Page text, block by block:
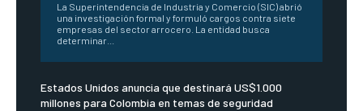
La Superintendencia de Industria y Comercio (SIC) abrió
una investigación formal y formuló cargos contra siete
empresas del sector arrocero. La entidad busca
determinar...
Estados Unidos anuncia que destinará US$1.000
millones para Colombia en temas de seguridad